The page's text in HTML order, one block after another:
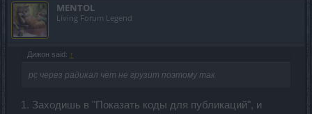
MENTOL
Living Forum Legend
Дижон said: ↑
рс через радикал чёт не грузит поэтому так
1. Заходишь в "Показать коды для публикаций", и